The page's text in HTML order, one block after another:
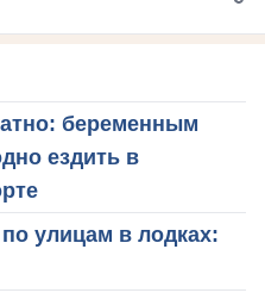
беременным
ездить в
улицам в лодках: